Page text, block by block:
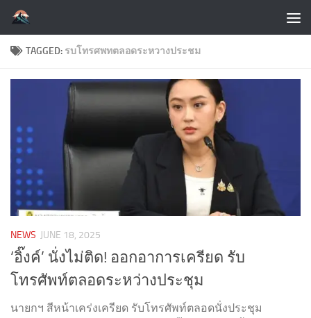
Skip to content
TAGGED: รบโทรศพทตลอดระหวางประชม
NEWS JUNE 18, 2025
‘อิ๊งค์’ นั่งไม่ติด! ออกอาการเครียด รับ
โทรศัพท์ตลอดระหว่างประชุม
นายกฯ สีหน้าเคร่งเครียด รับโทรศัพท์ตลอดนั่งประชุม